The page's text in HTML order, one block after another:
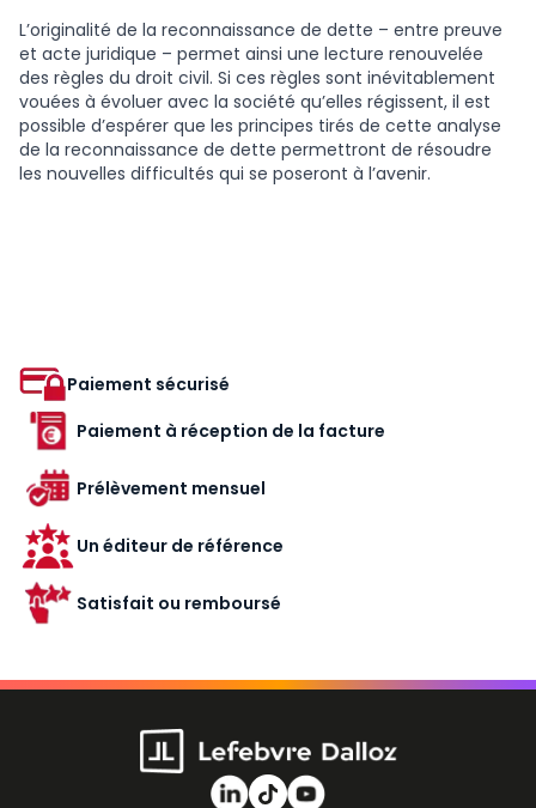
L’originalité de la reconnaissance de dette – entre preuve
et acte juridique – permet ainsi une lecture renouvelée
des règles du droit civil. Si ces règles sont inévitablement
vouées à évoluer avec la société qu’elles régissent, il est
possible d’espérer que les principes tirés de cette analyse
de la reconnaissance de dette permettront de résoudre
les nouvelles difficultés qui se poseront à l’avenir.
Paiement sécurisé
Paiement à réception de la facture
Prélèvement mensuel
Un éditeur de référence
Satisfait ou remboursé